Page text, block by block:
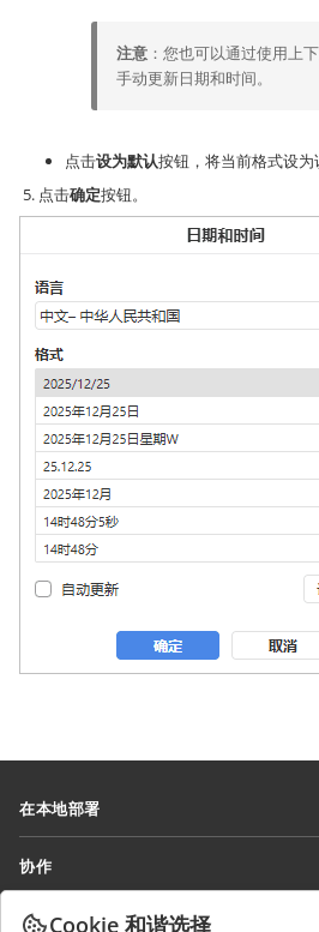
注意 ：您也可以通过使用上
手动更新日期和时间。
点击设为默认按钮，将当前格式设为
点击确定按钮。
在本地部署
协作空间
协作
获取最新资讯
Cookie 和谐选择